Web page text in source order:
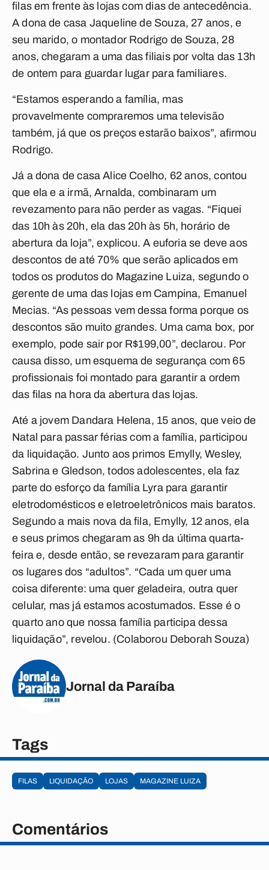
filas em frente às lojas com dias de antecedência.
A dona de casa Jaqueline de Souza, 27 anos, e
seu marido, o montador Rodrigo de Souza, 28
anos, chegaram a uma das filiais por volta das 13h
de ontem para guardar lugar para familiares.
“Estamos esperando a família, mas
provavelmente compraremos uma televisão
também, já que os preços estarão baixos”, afirmou
Rodrigo.
Já a dona de casa Alice Coelho, 62 anos, contou
que ela e a irmã, Arnalda, combinaram um
revezamento para não perder as vagas. “Fiquei
das 10h às 20h, ela das 20h às 5h, horário de
abertura da loja”, explicou. A euforia se deve aos
descontos de até 70% que serão aplicados em
todos os produtos do Magazine Luiza, segundo o
gerente de uma das lojas em Campina, Emanuel
Mecias. “As pessoas vem dessa forma porque os
descontos são muito grandes. Uma cama box, por
exemplo, pode sair por R$199,00”, declarou. Por
causa disso, um esquema de segurança com 65
profissionais foi montado para garantir a ordem
das filas na hora da abertura das lojas.
Até a jovem Dandara Helena, 15 anos, que veio de
Natal para passar férias com a família, participou
da liquidação. Junto aos primos Emylly, Wesley,
Sabrina e Gledson, todos adolescentes, ela faz
parte do esforço da família Lyra para garantir
eletrodomésticos e eletroeletrônicos mais baratos.
Segundo a mais nova da fila, Emylly, 12 anos, ela
e seus primos chegaram as 9h da última quarta-
feira e, desde então, se revezaram para garantir
os lugares dos “adultos”. “Cada um quer uma
coisa diferente: uma quer geladeira, outra quer
celular, mas já estamos acostumados. Esse é o
quarto ano que nossa família participa dessa
liquidação”, revelou. (Colaborou Deborah Souza)
Jornal da Paraíba
Tags
FILAS LIQUIDAÇÃO LOJAS MAGAZINE LUIZA
Comentários